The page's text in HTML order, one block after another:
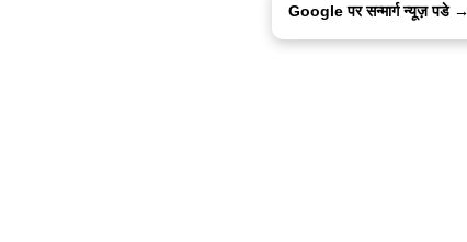
Google पर सन्मार्ग न्यूज़ पडे →